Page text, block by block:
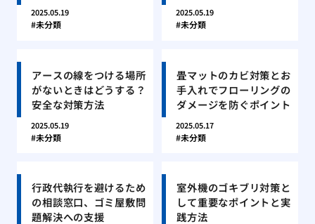
2025.05.19
未分類
2025.05.19
未分類
アースの線をつける場所
がないときはどうする？
安全な対策方法
2025.05.19
未分類
畳マットのカビ対策とお
手入れでフローリングの
ダメージを防ぐポイント
2025.05.17
未分類
行政代執行を避けるため
の相談窓口、ゴミ屋敷問
題解決への支援
室外機のゴキブリ対策と
して重要なポイントと実
践方法